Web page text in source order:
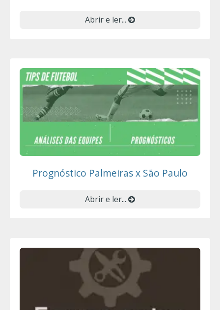
Abrir e ler...
Prognóstico Palmeiras x São Paulo
Abrir e ler...